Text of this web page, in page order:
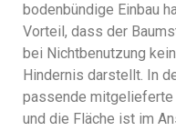
bodenbündige Einbau
Vorteil, dass der
bei Nichtbenutzung kein
Hindernis darstellt. In
passende
und die Fläche ist im